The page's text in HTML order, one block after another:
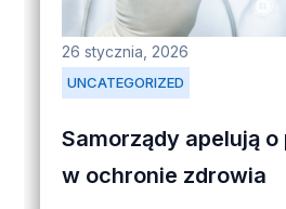
UNCATEGORIZED
26 stycznia, 2026
Samorządy apelują
w ochronie zdrowia